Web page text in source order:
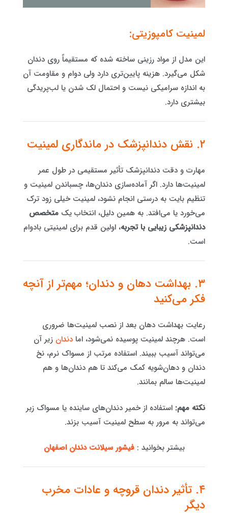
لمینیت کامپوزیتی:
این مدل از مواد رزینی ساخته شده که مستقیماً روی دندان
شکل می‌گیرد. هزینه پایین‌تری دارد ولی دوام و مقاومت آن
به اندازه سرامیکی نیست و احتمال لک شدن یا لب‌پریدگی
بیشتری دارد.
۲. نقش دندانپزشک در ماندگاری لمینیت
مهارت و دقت دندانپزشک تأثیر مستقیمی در طول عمر
لمینیت‌ها دارد. اگر آماده‌سازی دندان‌ها، چسباندن لمینیت و
تنظیم بایت به درستی انجام نشود، لمینیت خیلی زود ترک
می‌خورد یا می‌افتد. به همین دلیل، انتخاب یک متخصص
دندانپزشکی زیبایی با تجربه، اولین قدم برای لمینیتی بادوام
است.
۳. بهداشت دهان و دندان؛ مهم‌تر از آنچه
فکر می‌کنید
رعایت بهداشت دهان بعد از نصب لمینیت‌ها ضروری
است. هرچند لمینیت پوسیده نمی‌شود، اما دندان زیر آن
می‌تواند آسیب ببیند. استفاده مرتب از مسواک نرم، نخ
دندان و دهان‌شویه کمک می‌کند تا هم دندان‌ها و هم
لمینیت‌ها سالم بمانند.
نکته مهم: استفاده از خمیر دندان‌های ساینده یا مسواک زبر
می‌تواند به مرور به سطح لمینیت آسیب بزند.
بیشتر بخوانید :فیشور سیلانت دندان اصفهان
۴. تأثیر دندان قروچه و عادات مخرب
دیگر